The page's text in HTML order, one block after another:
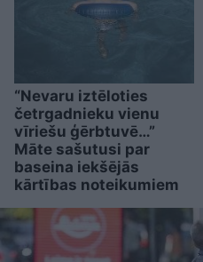
“Nevaru iztēloties
četrgadnieku vienu
vīriešu ģērbtuvē…”
Māte sašutusi par
baseina iekšējās
kārtības noteikumiem